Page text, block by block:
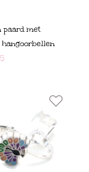
paard met